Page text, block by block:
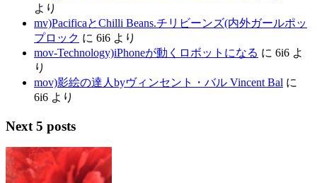
より
mv)PacificaとChilli Beans.チリビーンズ(内外ガールポッ
プロック に 6i6 より
mov-Technology)iPhoneが動くロボットになる に 6i6 よ
り
mov)影絵の達人byヴィンセント・バル Vincent Bal に
6i6 より
Next 5 posts